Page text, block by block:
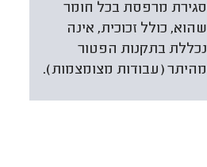
סגירת מרפסת בכל חומר
שהוא, כולל זכוכית, אינה
נכללת בתקנות הפטור
מהיתר (עבודות מצומצמות).